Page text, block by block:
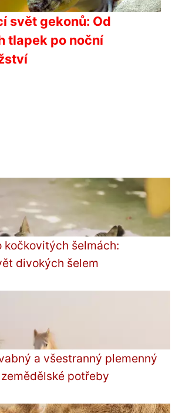
svět gekonů: Od
tlapek po noční
kočkovitých šelmách:
divokých šelem
a všestranný plemenný
potřeby